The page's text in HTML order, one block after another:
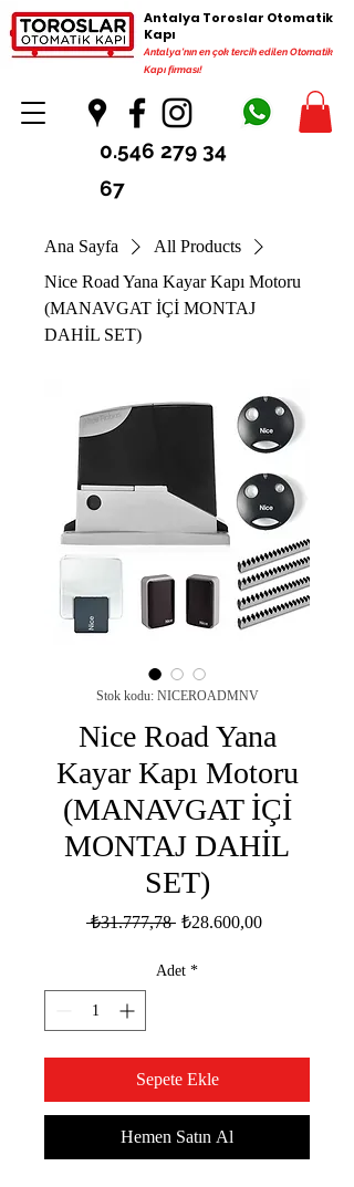
Antalya Toroslar Otomatik
Kapı
Antalya'nın en çok tercih edilen Otomatik
Kapı firması!
0.546 279 34
67
Ana Sayfa
All Products
Nice Road Yana Kayar Kapı Motoru
(MANAVGAT İÇİ MONTAJ
DAHİL SET)
Stok kodu: NICEROADMNV
Nice Road Yana
Kayar Kapı Motoru
(MANAVGAT İÇİ
MONTAJ DAHİL
SET)
₺31.777,78 Normal
₺28.600,00İndirimli
Adet *
Sepete Ekle
Hemen Satın Al